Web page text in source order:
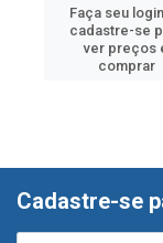
Faça seu
cadastre-se
ver preços
comprar
Cadastre-se